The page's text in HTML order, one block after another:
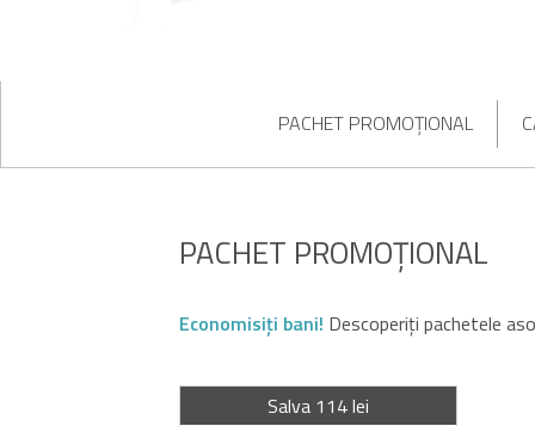
PACHET PROMOȚIONAL
PACHET PROMOȚIONAL
Economisiți bani! Descoperiți pachetele
Salva 114 lei